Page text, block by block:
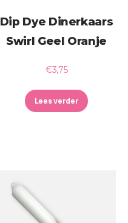
Dip Dye Dinerkaars
Swirl Geel Oranje
€3,75
Lees verder